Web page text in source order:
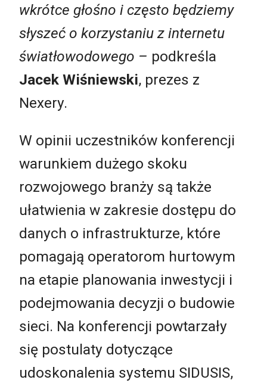
wkrótce głośno i często będziemy
słyszeć o korzystaniu z internetu
światłowodowego – podkreśla
Jacek Wiśniewski, prezes z
Nexery.
W opinii uczestników konferencji
warunkiem dużego skoku
rozwojowego branży są także
ułatwienia w zakresie dostępu do
danych o infrastrukturze, które
pomagają operatorom hurtowym
na etapie planowania inwestycji i
podejmowania decyzji o budowie
sieci. Na konferencji powtarzały
się postulaty dotyczące
udoskonalenia systemu SIDUSIS,